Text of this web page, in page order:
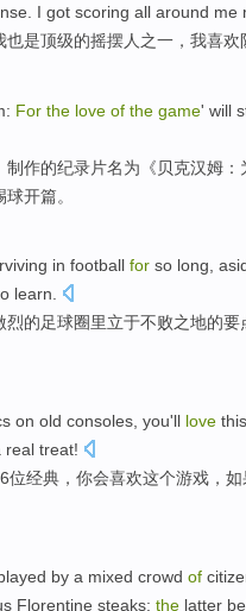
. I got scoring all around me
也是顶级的摇摆人之一 ，我喜欢
: For the love of the game' will
制作的纪录片名为《贝克汉姆 ：
开篇。
in football for so long,
learn.
烈的足球圈里立于不败之地的要
on old consoles, you'll love this
real treat!
位经典 ，你会喜欢这个游戏 ，
by a mixed crowd of
Florentine steaks; the latter